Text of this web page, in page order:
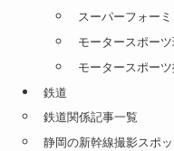
スーパーフォー
モータースポー
モータースポー
鉄道
鉄道関係記事一覧
静岡の新幹線撮影スポッ